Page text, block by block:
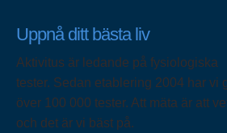
Uppnå ditt bästa liv
Aktivitus är ledande på fysiologiska
tester. Sedan etablering 2004 har vi
över 100 000 tester. Att mäta är att
och det är vi bäst på.